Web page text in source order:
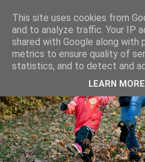
This site uses cookies from
and to analyze traffic. Your IP
shared with Google along with
metrics to ensure quality of
statistics, and to detect and
LEARN MORE